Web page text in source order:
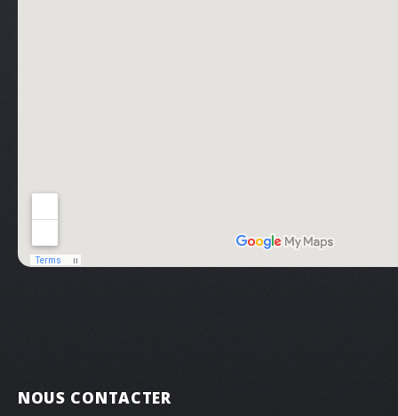
NOUS CONTACTER